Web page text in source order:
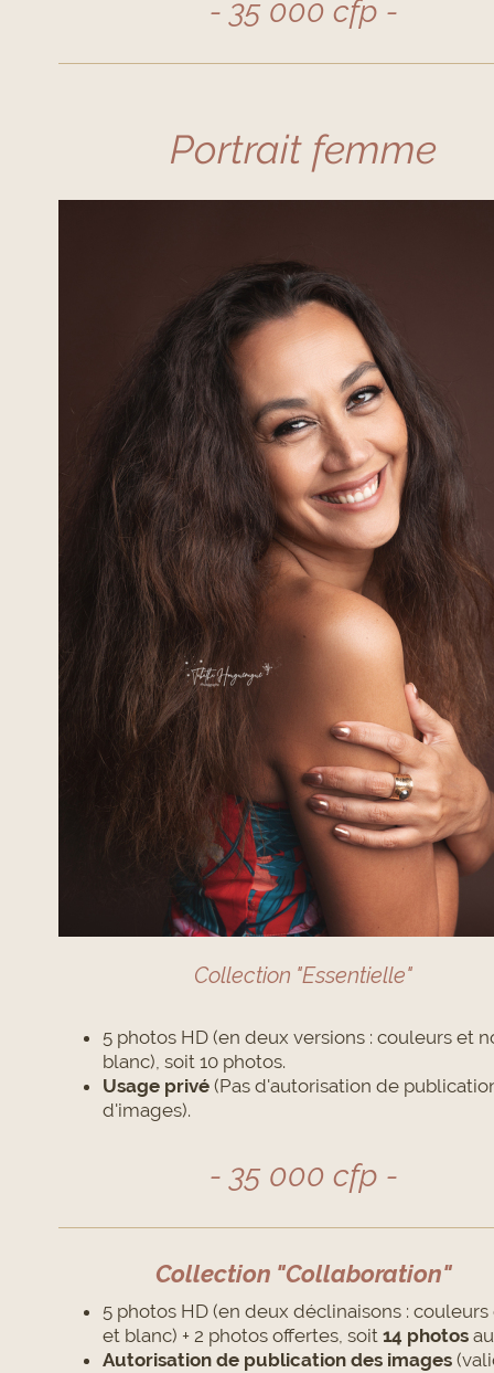
- 35 000 cfp -
Portrait femme
Collection "Essentielle"
5 photos HD (en deux versions : couleurs et
blanc), soit 10 photos.
Usage privé(Pas d'autorisation de
d'images).
- 35 000 cfp -
Collection "Collaboration"
5 photos HD (en deux déclinaisons : couleurs
et blanc) + 2 photos offertes, soit 14 photos
Autorisation de publication des images